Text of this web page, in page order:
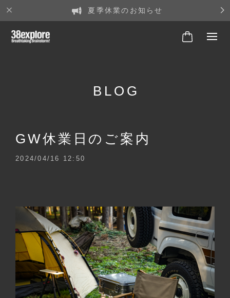
夏季休業のお知らせ
BLOG
GW休業日のご案内
2024/04/16 12:50